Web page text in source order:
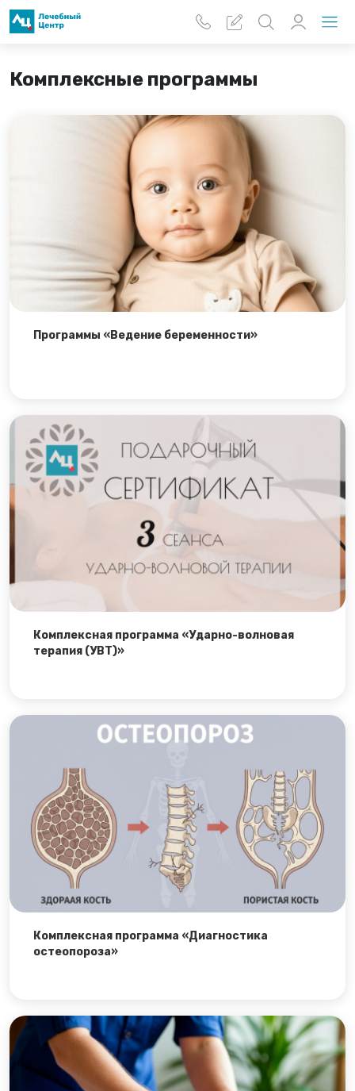
Перейти к основному содержанию
Комплексные программы
Программы «Ведение беременности»
Комплексная программа «Ударно-волновая
терапия (УВТ)»
Комплексная программа «Диагностика
остеопороза»